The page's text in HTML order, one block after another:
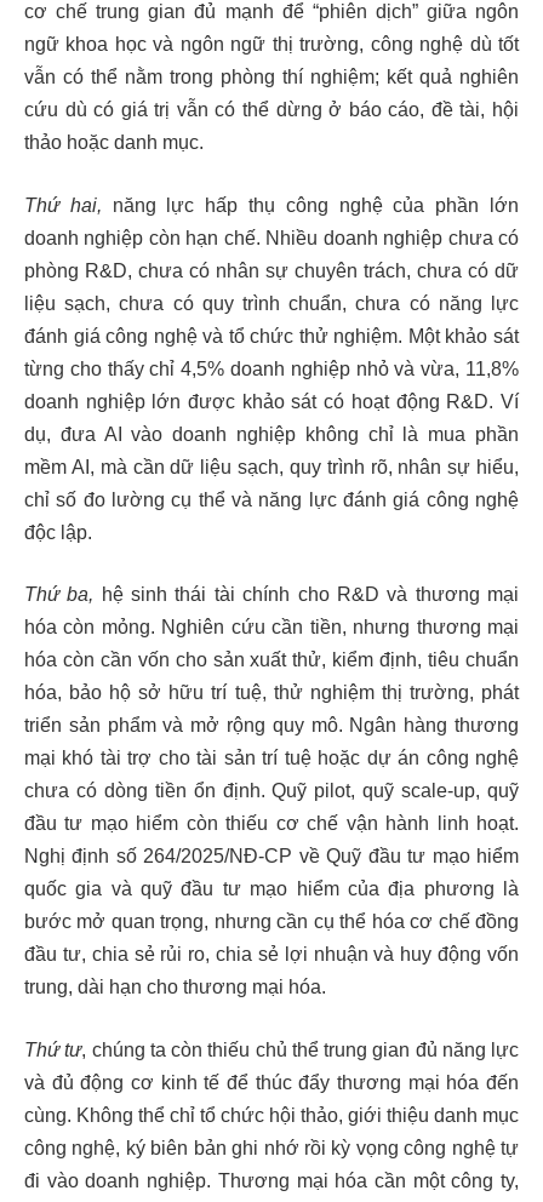
cơ chế trung gian đủ mạnh để “phiên dịch” giữa ngôn
ngữ khoa học và ngôn ngữ thị trường, công nghệ dù tốt
vẫn có thể nằm trong phòng thí nghiệm; kết quả nghiên
cứu dù có giá trị vẫn có thể dừng ở báo cáo, đề tài, hội
thảo hoặc danh mục.
Thứ hai, năng lực hấp thụ công nghệ của phần lớn
doanh nghiệp còn hạn chế. Nhiều doanh nghiệp chưa có
phòng R&D, chưa có nhân sự chuyên trách, chưa có dữ
liệu sạch, chưa có quy trình chuẩn, chưa có năng lực
đánh giá công nghệ và tổ chức thử nghiệm. Một khảo sát
từng cho thấy chỉ 4,5% doanh nghiệp nhỏ và vừa, 11,8%
doanh nghiệp lớn được khảo sát có hoạt động R&D. Ví
dụ, đưa AI vào doanh nghiệp không chỉ là mua phần
mềm AI, mà cần dữ liệu sạch, quy trình rõ, nhân sự hiểu,
chỉ số đo lường cụ thể và năng lực đánh giá công nghệ
độc lập.
Thứ ba, hệ sinh thái tài chính cho R&D và thương mại
hóa còn mỏng. Nghiên cứu cần tiền, nhưng thương mại
hóa còn cần vốn cho sản xuất thử, kiểm định, tiêu chuẩn
hóa, bảo hộ sở hữu trí tuệ, thử nghiệm thị trường, phát
triển sản phẩm và mở rộng quy mô. Ngân hàng thương
mại khó tài trợ cho tài sản trí tuệ hoặc dự án công nghệ
chưa có dòng tiền ổn định. Quỹ pilot, quỹ scale-up, quỹ
đầu tư mạo hiểm còn thiếu cơ chế vận hành linh hoạt.
Nghị định số 264/2025/NĐ-CP về Quỹ đầu tư mạo hiểm
quốc gia và quỹ đầu tư mạo hiểm của địa phương là
bước mở quan trọng, nhưng cần cụ thể hóa cơ chế đồng
đầu tư, chia sẻ rủi ro, chia sẻ lợi nhuận và huy động vốn
trung, dài hạn cho thương mại hóa.
Thứ tư, chúng ta còn thiếu chủ thể trung gian đủ năng lực
và đủ động cơ kinh tế để thúc đẩy thương mại hóa đến
cùng. Không thể chỉ tổ chức hội thảo, giới thiệu danh mục
công nghệ, ký biên bản ghi nhớ rồi kỳ vọng công nghệ tự
đi vào doanh nghiệp. Thương mại hóa cần một công ty,